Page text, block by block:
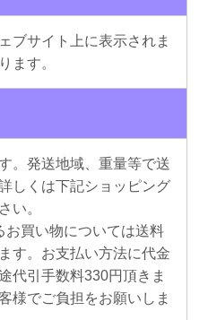
ブサイト上に表示されま
ます。
。発送地域、重量等で送
しくは下記ショッピング
い。
お買い物については送料
す。お支払い方法に代金
代引手数料330円頂きま
様でご負担をお願いしま